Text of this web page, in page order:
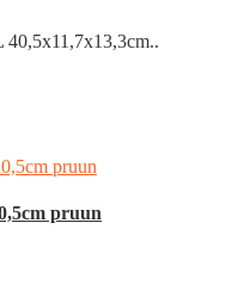
40,5x11,7x13,3cm..
pruun